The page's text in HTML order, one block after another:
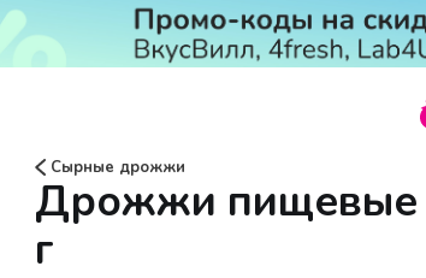
Сырные дрожжи
Дрожжи пищевые
г